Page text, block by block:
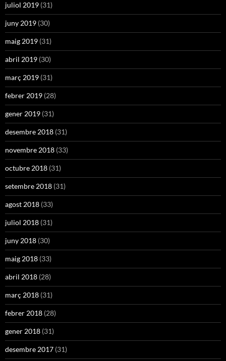
juliol 2019 (31)
juny 2019 (30)
maig 2019 (31)
abril 2019 (30)
març 2019 (31)
febrer 2019 (28)
gener 2019 (31)
desembre 2018 (31)
novembre 2018 (33)
octubre 2018 (31)
setembre 2018 (31)
agost 2018 (33)
juliol 2018 (31)
juny 2018 (30)
maig 2018 (33)
abril 2018 (28)
març 2018 (31)
febrer 2018 (28)
gener 2018 (31)
desembre 2017 (31)